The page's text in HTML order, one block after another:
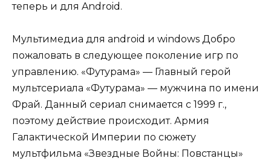
теперь и для Android.
Мультимедиа для android и windows Добро
пожаловать в следующее поколение игр по
управлению. «Футурама» — Главный герой
мультсериала «Футурама» — мужчина по имени
Фрай. Данный сериал снимается с 1999 г.,
поэтому действие происходит. Армия
Галактической Империи по сюжету
мультфильма «Звездные Войны: Повстанцы»